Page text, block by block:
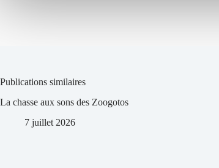
Publications similaires
La chasse aux sons des Zoogotos
7 juillet 2026